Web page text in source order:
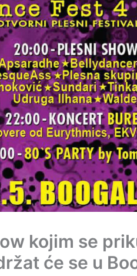
kojim se
će se u